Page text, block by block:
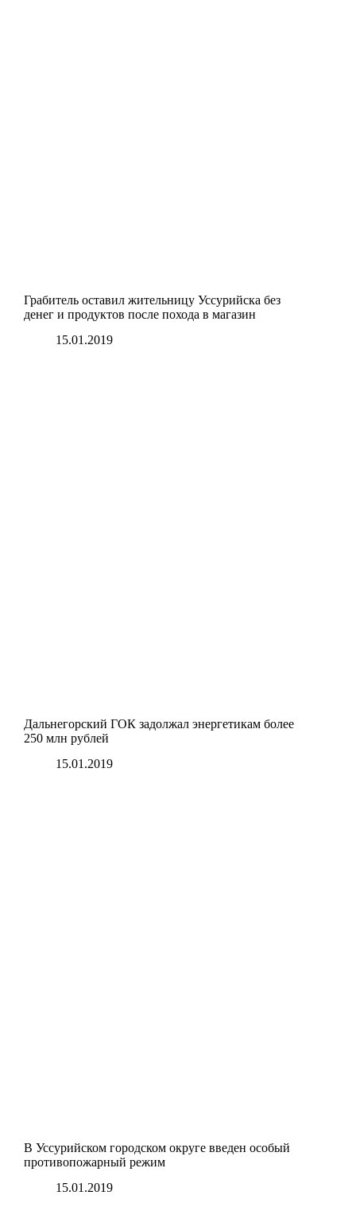
Грабитель оставил жительницу Уссурийска без
денег и продуктов после похода в магазин
15.01.2019
Дальнегорский ГОК задолжал энергетикам более
250 млн рублей
15.01.2019
В Уссурийском городском округе введен особый
противопожарный режим
15.01.2019